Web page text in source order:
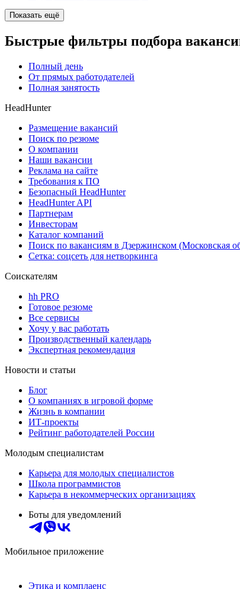
Показать ещё
Быстрые фильтры подбора
Полный день
От прямых работодателей
Полная занятость
HeadHunter
Размещение вакансий
Поиск по резюме
О компании
Наши вакансии
Реклама на сайте
Требования к ПО
Безопасный HeadHunter
HeadHunter API
Партнерам
Инвесторам
Каталог компаний
Поиск по вакансиям в Дзержинском (Московская
Сетка: соцсеть для нетворкинга
Соискателям
hh PRO
Готовое резюме
Все сервисы
Хочу у вас работать
Производственный календарь
Экспертная рекомендация
Новости и статьи
Блог
О компаниях в игровой форме
Жизнь в компании
ИТ-проекты
Рейтинг работодателей России
Молодым специалистам
Карьера для молодых специалистов
Школа программистов
Карьера в некоммерческих организациях
Боты для уведомлений
Мобильное приложение
Этика и комплаенс